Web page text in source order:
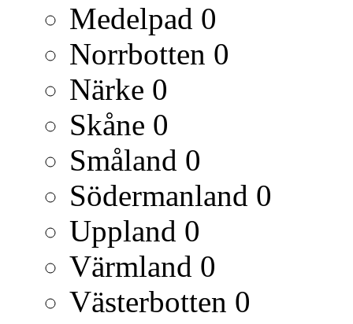
Medelpad 0
Norrbotten 0
Närke 0
Skåne 0
Småland 0
Södermanland 0
Uppland 0
Värmland 0
Västerbotten 0